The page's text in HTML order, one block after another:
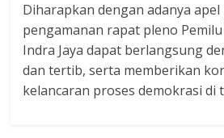
Diharapkan dengan adanya
pengamanan rapat pleno Pemilu
Indra Jaya dapat berlangsung
dan tertib, serta memberikan
kelancaran proses demokrasi di